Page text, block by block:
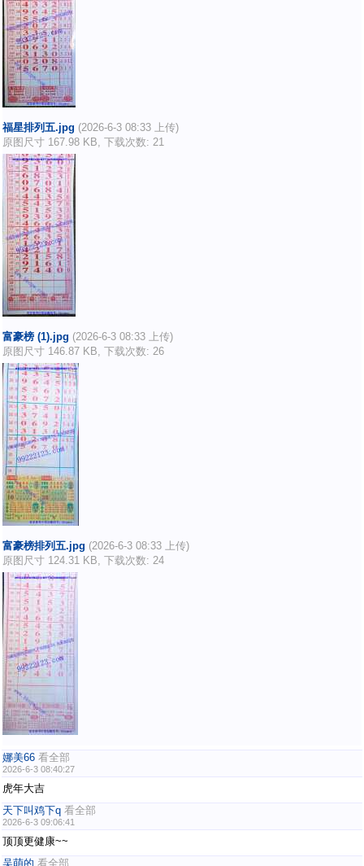
福星排列五.jpg (2026-6-3 08:33 上传)
原图尺寸 167.98 KB, 下载次数: 21
富豪榜 (1).jpg (2026-6-3 08:33 上传)
原图尺寸 146.87 KB, 下载次数: 26
富豪榜排列五.jpg (2026-6-3 08:33 上传)
原图尺寸 124.31 KB, 下载次数: 24
娜美66 看全部
2026-6-3 08:40:27
虎年大吉
天下叫鸡下q 看全部
2026-6-3 09:06:41
顶顶更健康~~
吴萌的 看全部